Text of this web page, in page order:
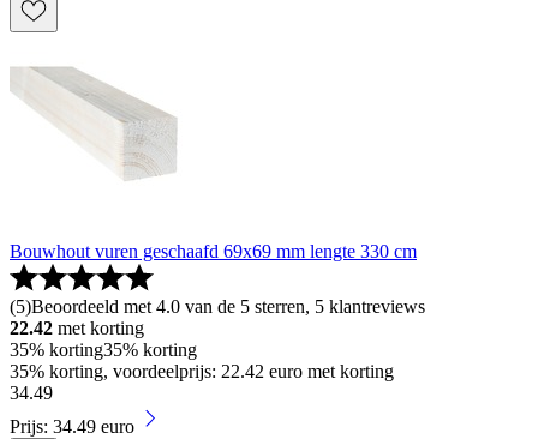
Bouwhout vuren geschaafd 69x69 mm lengte 330 cm
(5)Beoordeeld met 4.0 van de 5 sterren, 5 klantreviews
22.42 met korting
35% korting35% korting
35% korting, voordeelprijs: 22.42 euro met korting
34.49
Prijs: 34.49 euro